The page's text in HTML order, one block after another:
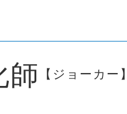
師 【ジョーカー】